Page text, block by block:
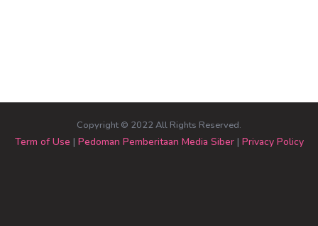
Copyright © 2022 All Rights Reserved.
Term of Use | Pedoman Pemberitaan Media Siber| Privacy Policy